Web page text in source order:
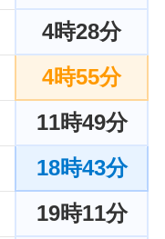
4時28分
4時55分
11時49分
18時43分
19時11分